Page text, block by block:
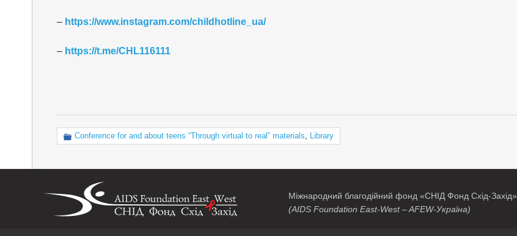
– https://www.instagram.com/childhotline_ua/
– https://t.me/CHL116111
Conference for and about teens “Through virtual to real” materials, Library
Міжнародний благодійний фонд «СНІД Фонд Схід-Захід»
(AIDS Foundation East-West – AFEW-Україна)